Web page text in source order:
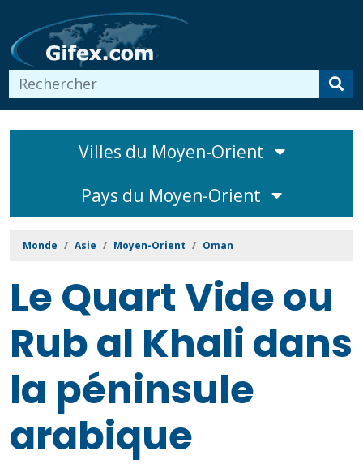
Villes du Moyen-Orient
Pays du Moyen-Orient
Monde Asie Moyen-Orient Oman
Le Quart Vide ou
Rub al Khali dans
la péninsule
arabique